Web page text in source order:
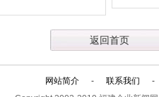
返回首页
网站简介 - 联系我们 -